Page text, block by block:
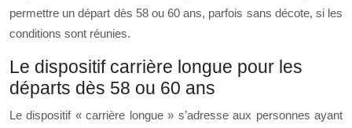
permettre un départ dès 58 ou 60 ans, parfois sans décote, si les
conditions sont réunies.
Le dispositif carrière longue pour les
départs dès 58 ou 60 ans
Le dispositif « carrière longue » s’adresse aux personnes ayant